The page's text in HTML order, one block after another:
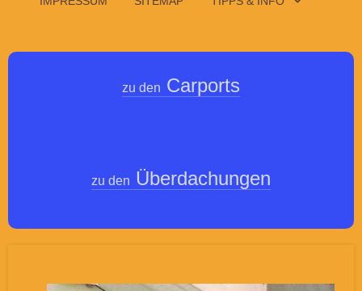
zu den Carports
zu den Überdachungen